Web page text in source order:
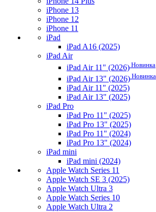
iPhone 13
iPhone 12
iPhone 11
iPad
iPad A16 (2025)
iPad Air
iPad Air 11" (2026) Новинка
iPad Air 13" (2026) Новинка
iPad Air 11" (2025)
iPad Air 13" (2025)
iPad Pro
iPad Pro 11" (2025)
iPad Pro 13" (2025)
iPad Pro 11" (2024)
iPad Pro 13" (2024)
iPad mini
iPad mini (2024)
Apple Watch Series 11
Apple Watch SE 3 (2025)
Apple Watch Ultra 3
Apple Watch Series 10
Apple Watch Ultra 2